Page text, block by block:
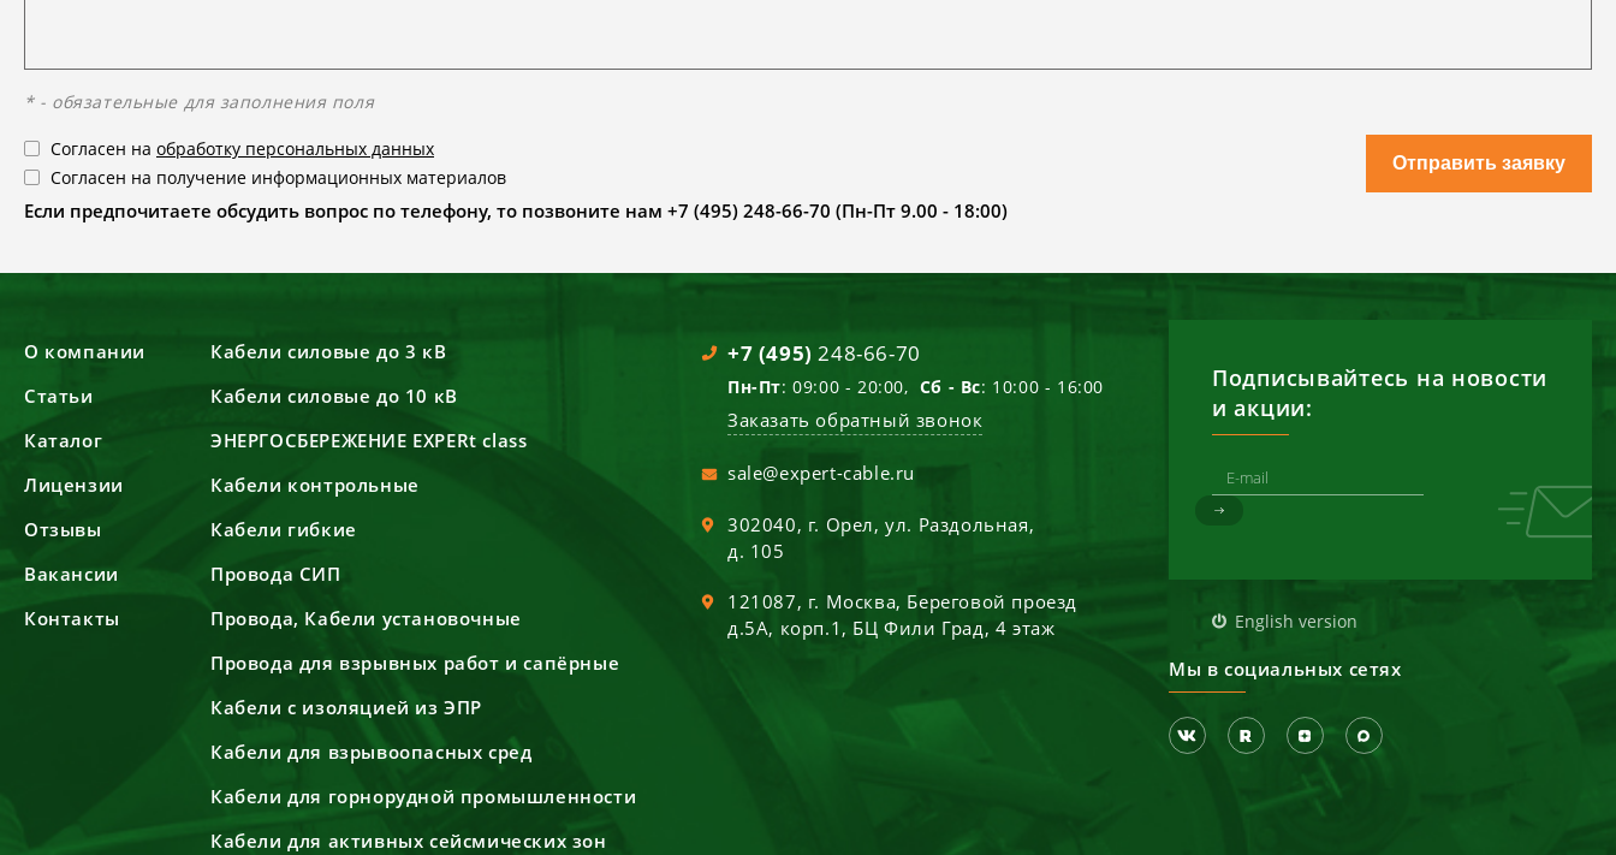
* - обязательные для заполнения поля
Согласен на обработку персональных данных
Согласен на получение информационных материалов
Если предпочитаете обсудить вопрос по телефону, то позвоните нам +7 (495) 248-66-70 (Пн-Пт 9.00 - 18:00)
Отправить заявку
О компании
Статьи
Каталог
Лицензии
Отзывы
Вакансии
Контакты
Кабели силовые до 3 кВ
Кабели силовые до 10 кВ
ЭНЕРГОСБЕРЕЖЕНИЕ EXPERt class
Кабели контрольные
Кабели гибкие
Провода СИП
Провода, Кабели установочные
Провода для взрывных работ и сапёрные
Кабели с изоляцией из ЭПР
Кабели для взрывоопасных сред
Кабели для горнорудной промышленности
Кабели для активных сейсмических зон
+7 (495) 248-66-70
Пн-Пт: 09:00 - 20:00, Сб - Вс: 10:00 - 16:00
Заказать обратный звонок
sale@expert-cable.ru
302040, г. Орел,ул. Раздольная,
д. 105
121087, г. Москва, Береговой проезд
д.5А, корп.1, БЦ Фили Град, 4 этаж
Подписывайтесь на новости
и акции:
English version
Мы в социальных сетях